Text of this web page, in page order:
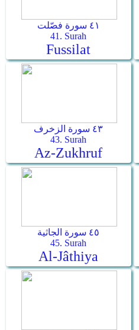
٤١ سورة فصّلت
41. Surah
Fussilat
٤٣ سورة الزخرف
43. Surah
Az-Zukhruf
٤٥ سورة الجاثية
45. Surah
Al-Jâthiya